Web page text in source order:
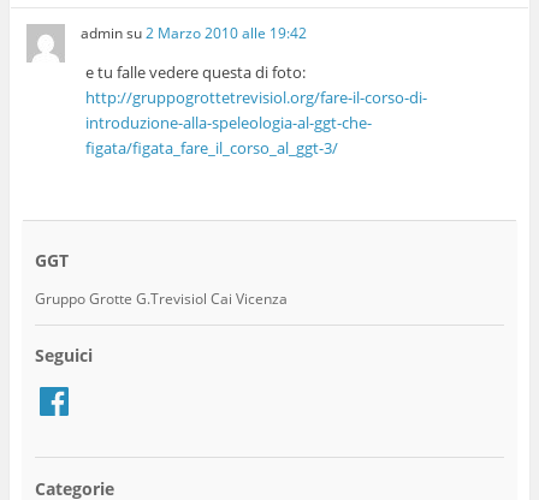
adminsu2 Marzo 2010 alle 19:42
e tu falle vedere questa di foto:
http://gruppogrottetrevisiol.org/fare-il-corso-di-
introduzione-alla-speleologia-al-ggt-che-
figata/figata_fare_il_corso_al_ggt-3/
GGT
Gruppo Grotte G.Trevisiol Cai Vicenza
Seguici
Facebook
Categorie